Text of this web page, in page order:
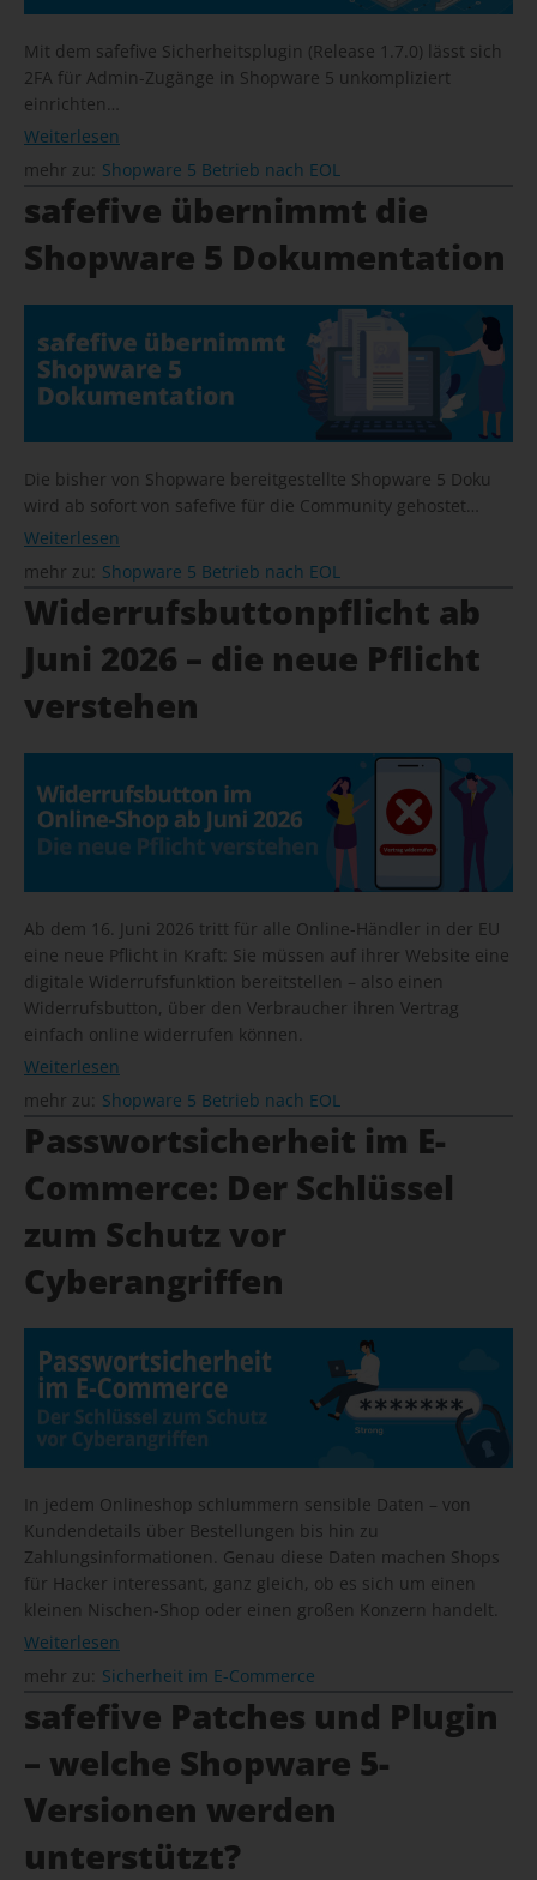
Mit dem safefive Sicherheitsplugin (Release 1.7.0) lässt sich
2FA für Admin-Zugänge in Shopware 5 unkompliziert
einrichten…
Weiterlesen
mehr zu: Shopware 5 Betrieb nach EOL
safefive übernimmt die
Shopware 5 Dokumentation
Die bisher von Shopware bereitgestellte Shopware 5 Doku
wird ab sofort von safefive für die Community gehostet…
Weiterlesen
mehr zu: Shopware 5 Betrieb nach EOL
Widerrufsbuttonpflicht ab
Juni 2026 – die neue Pflicht
verstehen
Ab dem 16. Juni 2026 tritt für alle Online-Händler in der EU
eine neue Pflicht in Kraft: Sie müssen auf ihrer Website eine
digitale Widerrufsfunktion bereitstellen – also einen
Widerrufsbutton, über den Verbraucher ihren Vertrag
einfach online widerrufen können.
Weiterlesen
mehr zu: Shopware 5 Betrieb nach EOL
Passwortsicherheit im E-
Commerce: Der Schlüssel
zum Schutz vor
Cyberangriffen
In jedem Onlineshop schlummern sensible Daten – von
Kundendetails über Bestellungen bis hin zu
Zahlungsinformationen. Genau diese Daten machen Shops
für Hacker interessant, ganz gleich, ob es sich um einen
kleinen Nischen-Shop oder einen großen Konzern handelt.
Weiterlesen
mehr zu: Sicherheit im E-Commerce
safefive Patches und Plugin
– welche Shopware 5-
Versionen werden
unterstützt?